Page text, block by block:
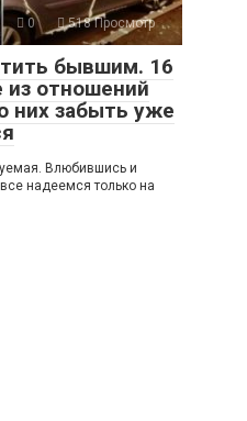
0 518 Просмотр
бывшим. 16
отношений
них забыть уже
Влюбившись и
надеемся только на